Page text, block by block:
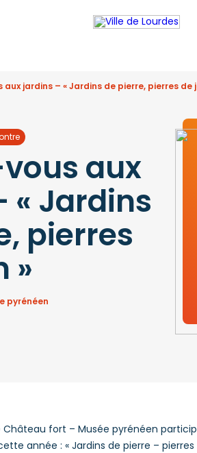
aux jardins – « Jardins de pierre, pierres de
aux
« Jardins
pierres
»
pyrénéen
Château fort – Musée pyrénéen
année : « Jardins de pierre –